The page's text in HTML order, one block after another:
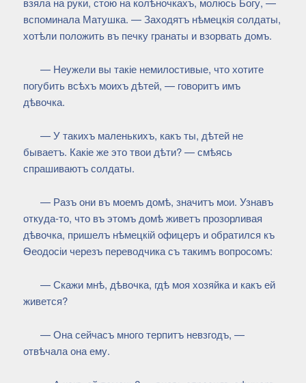
вспоминала Матушка. — Заходятъ нѣмецкія солдаты,
хотѣли положить въ печку гранаты и взорвать домъ.
— Неужели вы такіе немилостивые, что хотите
погубить всѣхъ моихъ дѣтей, — говоритъ имъ
дѣвочка.
— У такихъ маленькихъ, какъ ты, дѣтей не
бываетъ. Какіе же это твои дѣти? — смѣясь
спрашиваютъ солдаты.
— Разъ они въ моемъ домѣ, значитъ мои. Узнавъ
откуда-то, что въ этомъ домѣ живетъ прозорливая
дѣвочка, пришелъ нѣмецкій офицеръ и обратился къ
Ѳеодосіи черезъ переводчика съ такимъ вопросомъ:
— Скажи мнѣ, дѣвочка, гдѣ моя хозяйка и какъ ей
живется?
— Она сейчасъ много терпитъ невзгодъ, —
отвѣчала она ему.